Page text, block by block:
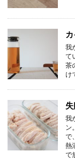
我
て
茶
け
我
ン
で
熱
で